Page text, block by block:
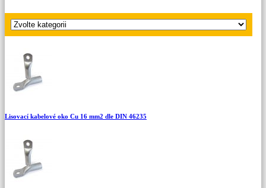
Lisovací kabelové oko Cu 16 mm2 dle DIN 46235